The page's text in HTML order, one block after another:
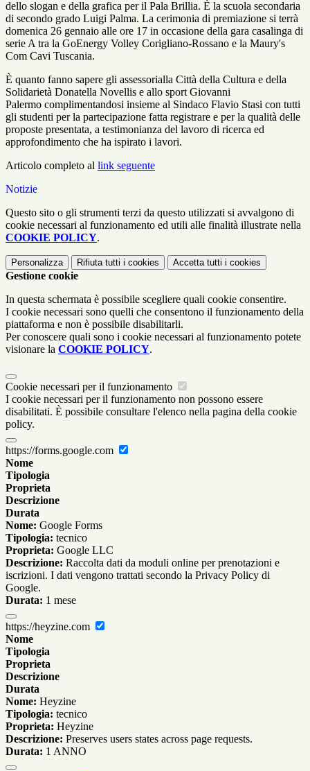
dello slogan e della grafica per il Pala Brillia. È la scuola secondaria
di secondo grado Luigi Palma. La cerimonia di premiazione si terrà
domenica 26 gennaio alle ore 17 in occasione della gara casalinga di
serie A tra la GoEnergy Volley Corigliano-Rossano e la Maury's
Com Cavi Tuscania.
È quanto fanno sapere gli assessorialla Città della Cultura e della
Solidarietà Donatella Novellis e allo sport Giovanni
Palermo complimentandosi insieme al Sindaco Flavio Stasi con tutti
gli studenti per la partecipazione fatta registrare e per la qualità delle
proposte presentata, a testimonianza del lavoro di ricerca ed
approfondimento che ha ispirato i lavori.
Articolo completo al link seguente
Notizie
Questo sito o gli strumenti terzi da questo utilizzati si avvalgono di
cookie necessari al funzionamento ed utili alle finalità illustrate nella
COOKIE POLICY.
Personalizza Rifiuta tutti i cookies Accetta tutti i cookies
Gestione cookie
In questa schermata è possibile scegliere quali cookie consentire.
I cookie necessari sono quelli che consentono il funzionamento della
piattaforma e non è possibile disabilitarli.
Per conoscere quali sono i cookie necessari al funzionamento potete
visionare la COOKIE POLICY.
Cookie necessari per il funzionamento
I cookie necessari per il funzionamento non possono essere
disabilitati. È possibile consultare l'elenco nella pagina della cookie
policy.
https://forms.google.com
Nome
Tipologia
Proprieta
Descrizione
Durata
Nome: Google Forms
Tipologia: tecnico
Proprieta: Google LLC
Descrizione: Raccolta dati da moduli online per prenotazioni e
iscrizioni. I dati vengono trattati secondo la Privacy Policy di
Google.
Durata: 1 mese
https://heyzine.com
Nome
Tipologia
Proprieta
Descrizione
Durata
Nome: Heyzine
Tipologia: tecnico
Proprieta: Heyzine
Descrizione: Preserves users states across page requests.
Durata: 1 ANNO